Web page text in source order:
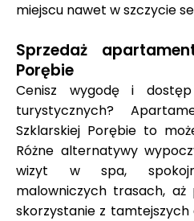
miejscu nawet w szczycie
Sprzedaż
Porębie
Cenisz wygodę i
turystycznych?
Szklarskiej Porębie to
Różne alternatywy
wizyt w spa,
malowniczych trasach,
skorzystanie z